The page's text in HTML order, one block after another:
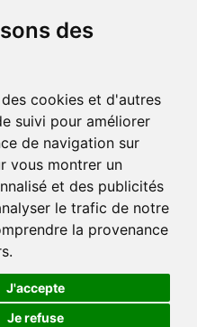
des
cookies et d'autres
suivi pour améliorer
de navigation sur
vous montrer un
et des publicités
le trafic de notre
la provenance
J'accepte
Je refuse
digital de la pharmacie
du-Fliers.
ligne parmi des milliers de
en ligne et choisissez le retrait
en toute simplicité.
offrir une expérience pratique,
ligne, au service de votre
– Tous droits réservés –